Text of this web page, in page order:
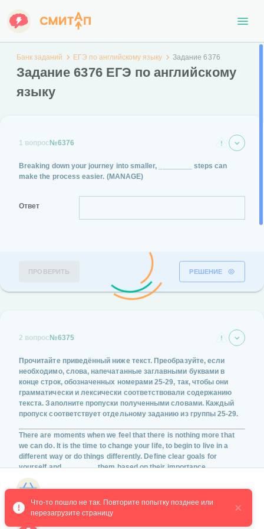
Банк заданий ЕГЭ по английскому языку Задание 6376
Задание 6376 ЕГЭ по английскому
языку
1 вопрос №6376
Breaking down your journey into smaller, ________ steps can
make the process easier. (MANAGE)
Ответ
ПРОВЕРИТЬ РЕШЕНИЕ
2 вопрос №6375
Прочитайте приведённый ниже текст. Преобразуйте, если
необходимо, слова, напечатанные заглавными буквами в
конце строк, обозначенных номерами25-29, так, чтобы они
грамматически и лексически соответствовали содержанию
текста. Заполните пропуски полученными словами. Каждый
пропуск соответствует отдельному заданию из группы25-29.
There are moments when we feel that there is nothing more that
we can do. It is the time to change your life, to begin to live in a
different way or do things differently. Define clear goals for
yourself and ________ them based on their importance.
(PRIORITY)
Что-то пошло не так. Повторите попытку позднее или
перезагрузите страницу